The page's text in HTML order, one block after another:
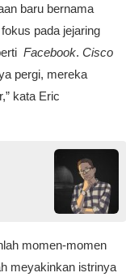
baru bernama
fokus pada jejaring
Facebook. Cisco
pergi, mereka
kata Eric
momen-momen
meyakinkan istrinya